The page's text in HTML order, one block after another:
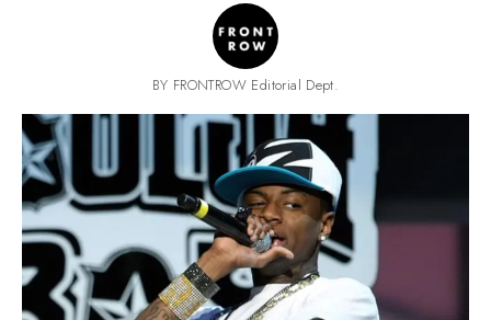
BY FRONTROW Editorial Dept.